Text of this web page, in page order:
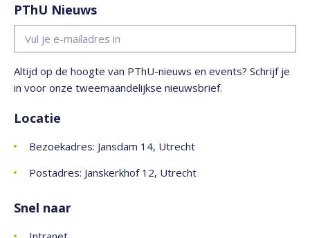
PThU Nieuws
Altijd op de hoogte van PThU-nieuws en events? Schrijf je
in voor onze tweemaandelijkse nieuwsbrief.
Locatie
Bezoekadres: Jansdam 14, Utrecht
Postadres: Janskerkhof 12, Utrecht
Snel naar